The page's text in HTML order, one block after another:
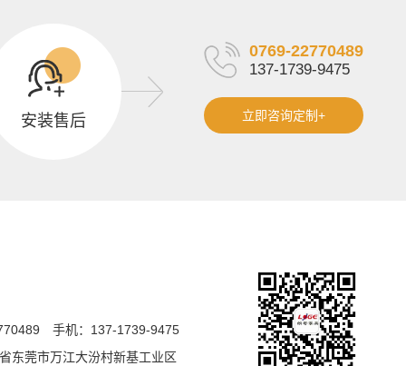
安装售后
0769-22770489
137-1739-9475
立即咨询定制+
手机：137-1739-9475
东莞市万江大汾村新基工业区